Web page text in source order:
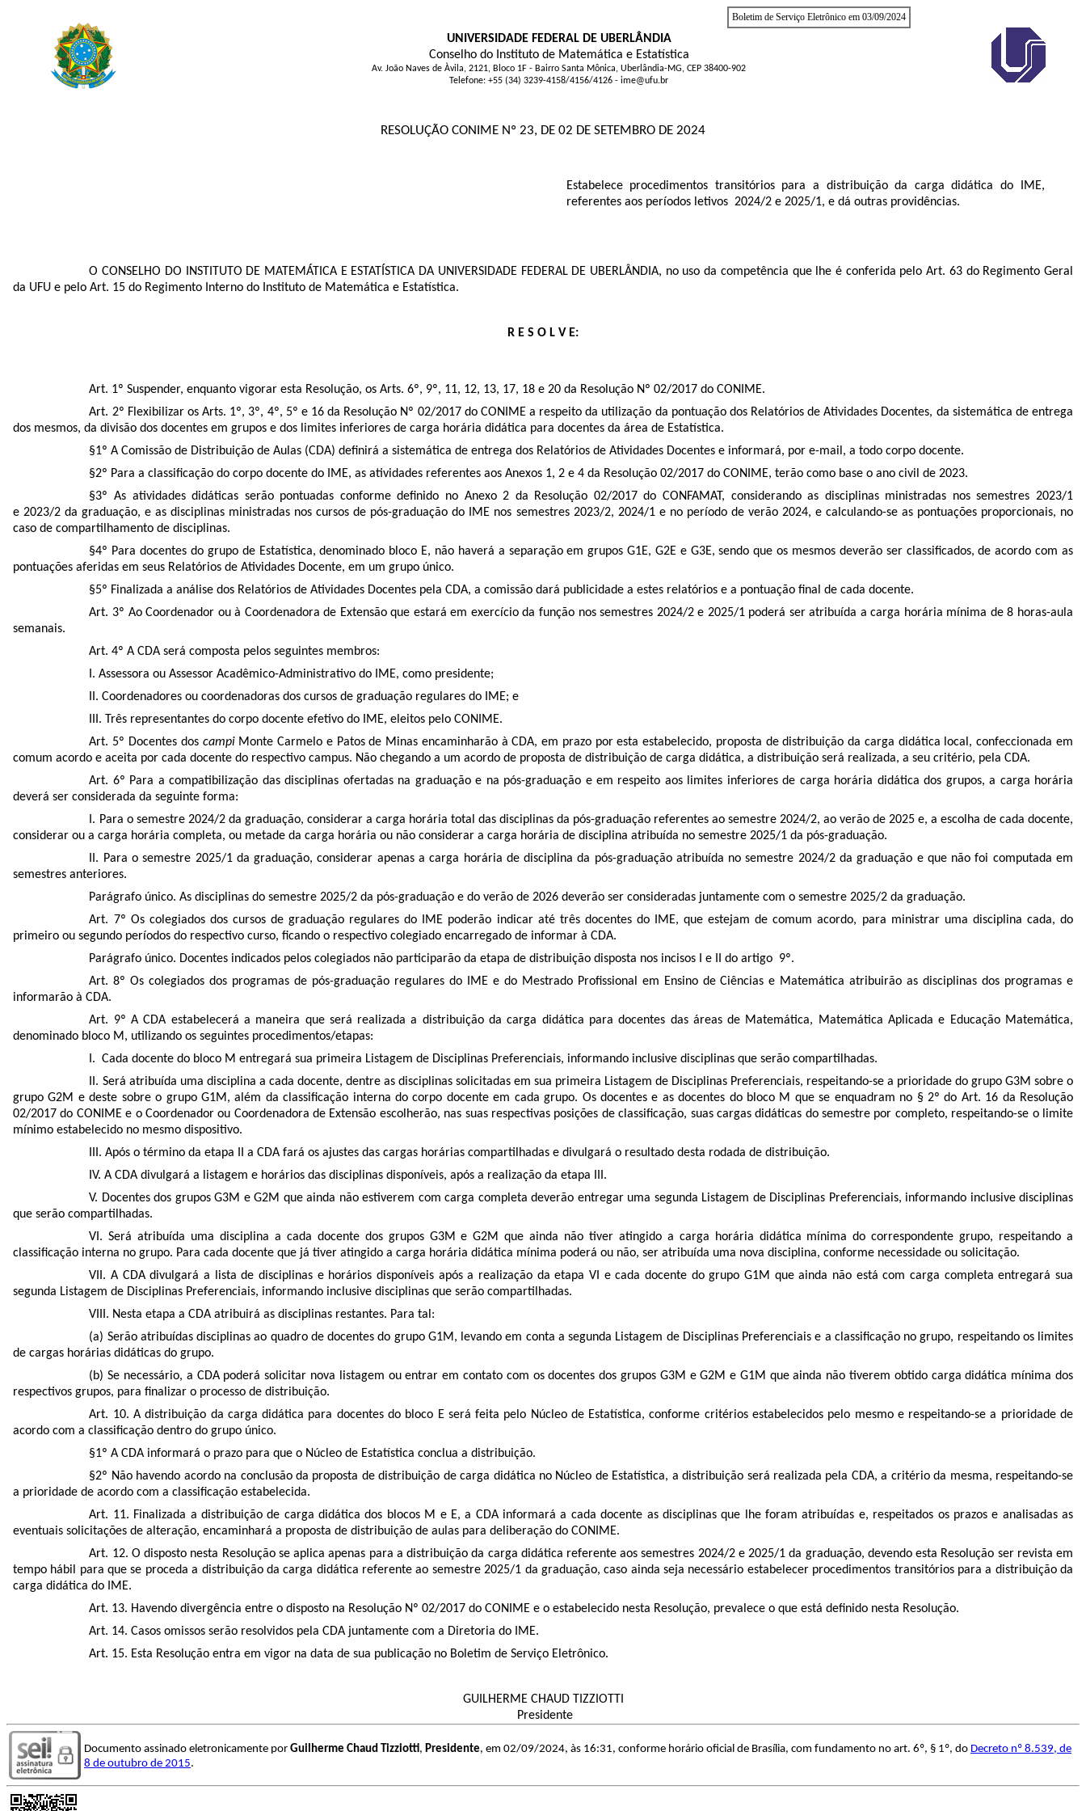
Boletim de Serviço Eletrônico em 03/09/2024
UNIVERSIDADE FEDERAL DE UBERLÂNDIA
Conselho do Instituto de Matemática e Estatística
Av. João Naves de Àvila, 2121, Bloco 1F - Bairro Santa Mônica, Uberlândia-MG, CEP 38400-902
Telefone: +55 (34) 3239-4158/4156/4126 - ime@ufu.br
RESOLUÇÃO CONIME Nº 23, DE 02 DE SETEMBRO DE 2024
Estabelece procedimentos transitórios para a distribuição da carga didática do IME,
referentes aos períodos letivos 2024/2 e 2025/1, e dá outras providências.
O CONSELHO DO INSTITUTO DE MATEMÁTICA E ESTATÍSTICA DA UNIVERSIDADE FEDERAL DE UBERLÂNDIA, no uso da competência que lhe é conferida pelo Art. 63 do Regimento Geral
da UFU e pelo Art. 15 do Regimento Interno do Instituto de Matemática e Estatística.
R E S O L V E:
Art. 1º Suspender, enquanto vigorar esta Resolução, os Arts. 6º, 9º, 11, 12, 13, 17, 18 e 20 da Resolução Nº 02/2017 do CONIME.
Art. 2º Flexibilizar os Arts. 1º, 3º, 4º, 5º e 16 da Resolução Nº 02/2017 do CONIME a respeito da utilização da pontuação dos Relatórios de Atividades Docentes, da sistemática de entrega
dos mesmos, da divisão dos docentes em grupos e dos limites inferiores de carga horária didática para docentes da área de Estatística.
§1º A Comissão de Distribuição de Aulas (CDA) definirá a sistemática de entrega dos Relatórios de Atividades Docentes e informará, por e-mail, a todo corpo docente.
§2º Para a classificação do corpo docente do IME, as atividades referentes aos Anexos 1, 2 e 4 da Resolução 02/2017 do CONIME, terão como base o ano civil de 2023.
§3º As atividades didáticas serão pontuadas conforme definido no Anexo 2 da Resolução 02/2017 do CONFAMAT, considerando as disciplinas ministradas nos semestres 2023/1
e 2023/2 da graduação, e as disciplinas ministradas nos cursos de pós-graduação do IME nos semestres 2023/2, 2024/1 e no período de verão 2024, e calculando-se as pontuações proporcionais, no
caso de compartilhamento de disciplinas.
§4º Para docentes do grupo de Estatística, denominado bloco E, não haverá a separação em grupos G1E, G2E e G3E, sendo que os mesmos deverão ser classificados, de acordo com as
pontuações aferidas em seus Relatórios de Atividades Docente, em um grupo único.
§5º Finalizada a análise dos Relatórios de Atividades Docentes pela CDA, a comissão dará publicidade a estes relatórios e a pontuação final de cada docente.
Art. 3º Ao Coordenador ou à Coordenadora de Extensão que estará em exercício da função nos semestres 2024/2 e 2025/1 poderá ser atribuída a carga horária mínima de 8 horas-aula
semanais.
Art. 4º A CDA será composta pelos seguintes membros:
I. Assessora ou Assessor Acadêmico-Administrativo do IME, como presidente;
II. Coordenadores ou coordenadoras dos cursos de graduação regulares do IME; e
III. Três representantes do corpo docente efetivo do IME, eleitos pelo CONIME.
Art. 5º Docentes dos campi Monte Carmelo e Patos de Minas encaminharão à CDA, em prazo por esta estabelecido, proposta de distribuição da carga didática local, confeccionada em
comum acordo e aceita por cada docente do respectivo campus. Não chegando a um acordo de proposta de distribuição de carga didática, a distribuição será realizada, a seu critério, pela CDA.
Art. 6º Para a compatibilização das disciplinas ofertadas na graduação e na pós-graduação e em respeito aos limites inferiores de carga horária didática dos grupos, a carga horária
deverá ser considerada da seguinte forma:
I. Para o semestre 2024/2 da graduação, considerar a carga horária total das disciplinas da pós-graduação referentes ao semestre 2024/2, ao verão de 2025 e, a escolha de cada docente,
considerar ou a carga horária completa, ou metade da carga horária ou não considerar a carga horária de disciplina atribuída no semestre 2025/1 da pós-graduação.
II. Para o semestre 2025/1 da graduação, considerar apenas a carga horária de disciplina da pós-graduação atribuída no semestre 2024/2 da graduação e que não foi computada em
semestres anteriores.
Parágrafo único.As disciplinas do semestre 2025/2 da pós-graduação e do verão de 2026deverão ser consideradas juntamente com o semestre 2025/2 da graduação.
Art. 7º Os colegiados dos cursos de graduação regulares do IME poderão indicar até três docentes do IME, que estejam de comum acordo, para ministrar uma disciplina cada, do
primeiro ou segundo períodos do respectivo curso, ficando o respectivo colegiado encarregado de informar à CDA.
Parágrafo único. Docentes indicados pelos colegiados não participarão da etapa de distribuição disposta nos incisos I e II do artigo 9º.
Art. 8º Os colegiados dos programas de pós-graduação regulares do IME e do Mestrado Profissional em Ensino de Ciências e Matemática atribuirão as disciplinas dos programas e
informarão à CDA.
Art. 9º A CDA estabelecerá a maneira que será realizada a distribuição da carga didática para docentes das áreas de Matemática, Matemática Aplicada e Educação Matemática,
denominado bloco M, utilizando os seguintes procedimentos/etapas:
I. Cada docente do bloco M entregará sua primeira Listagem de Disciplinas Preferenciais, informando inclusive disciplinas que serão compartilhadas.
II. Será atribuída uma disciplina a cada docente, dentre as disciplinas solicitadas em sua primeira Listagem de Disciplinas Preferenciais, respeitando-se a prioridade do grupo G3M sobre o
grupo G2M e deste sobre o grupo G1M, além da classificação interna do corpo docente em cada grupo. Os docentes e as docentes do bloco M que se enquadram no § 2º do Art. 16 da Resolução
02/2017 do CONIME e o Coordenador ou Coordenadora de Extensão escolherão, nas suas respectivas posições de classificação, suas cargas didáticas do semestre por completo, respeitando-se o limite
mínimo estabelecido no mesmo dispositivo.
III. Após o término da etapa II a CDA fará os ajustes das cargas horárias compartilhadas e divulgará o resultado desta rodada de distribuição.
IV. A CDA divulgará a listagem e horários das disciplinas disponíveis, após a realização da etapa III.
V. Docentes dos grupos G3M e G2M que ainda não estiverem com carga completa deverão entregar uma segunda Listagem de Disciplinas Preferenciais, informando inclusive disciplinas
que serão compartilhadas.
VI. Será atribuída uma disciplina a cada docente dos grupos G3M e G2M que ainda não tiver atingido a carga horária didática mínima do correspondente grupo, respeitando a
classificação interna no grupo. Para cada docente que já tiver atingido a carga horária didática mínima poderá ou não, ser atribuída uma nova disciplina, conforme necessidade ou solicitação.
VII. A CDA divulgará a lista de disciplinas e horários disponíveis após a realização da etapa VI e cada docente do grupo G1M que ainda não está com carga completa entregará sua
segunda Listagem de Disciplinas Preferenciais, informando inclusive disciplinas que serão compartilhadas.
VIII. Nesta etapa a CDA atribuirá as disciplinas restantes. Para tal:
(a) Serão atribuídas disciplinas ao quadro de docentes do grupo G1M, levando em conta a segunda Listagem de Disciplinas Preferenciais e a classificação no grupo, respeitando os limites
de cargas horárias didáticas do grupo.
(b) Se necessário, a CDA poderá solicitar nova listagem ou entrar em contato com os docentes dos grupos G3M e G2M e G1M que ainda não tiverem obtido carga didática mínima dos
respectivos grupos, para finalizar o processo de distribuição.
Art. 10. A distribuição da carga didática para docentes do bloco E será feita pelo Núcleo de Estatística, conforme critérios estabelecidos pelo mesmo e respeitando-se a prioridade de
acordo com a classificação dentro do grupo único.
§1º A CDA informará o prazo para que o Núcleo de Estatística conclua a distribuição.
§2º Não havendo acordo na conclusão da proposta de distribuição de carga didática no Núcleo de Estatística, a distribuição será realizada pela CDA, a critério da mesma, respeitando-se
a prioridade de acordo com a classificação estabelecida​.
Art. 11. Finalizada a distribuição de carga didática dos blocos M e E, a CDA informará a cada docente as disciplinas que lhe foram atribuídas e, respeitados os prazos e analisadas as
eventuais solicitações de alteração, encaminhará a proposta de distribuição de aulas para deliberação do CONIME.
Art. 12. O disposto nesta Resolução se aplica apenas para a distribuição da carga didática referente aos semestres 2024/2 e 2025/1 da graduação, devendo esta Resolução ser revista em
tempo hábil para que se proceda a distribuição da carga didática referente ao semestre 2025/1 da graduação, caso ainda seja necessário estabelecer procedimentos transitórios para a distribuição da
carga didática do IME.
Art. 13. Havendo divergência entre o disposto na Resolução Nº 02/2017 do CONIME e o estabelecido nesta Resolução, prevalece o que está definido nesta Resolução.
Art. 14. Casos omissos serão resolvidos pela CDA juntamente com a Diretoria do IME.
Art. 15. Esta Resolução entra em vigor na data de sua publicação no Boletim de Serviço Eletrônico.
GUILHERME CHAUD TIZZIOTTI
Presidente
Documento assinado eletronicamente por Guilherme Chaud Tizziotti, Presidente, em 02/09/2024, às 16:31, conforme horário oficial de Brasília, com fundamento no art. 6º, § 1º, do Decreto nº 8.539, de
8 de outubro de 2015.